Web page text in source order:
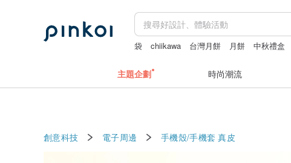
袋 chiikawa 台灣月餅 月餅 中秋禮盒
主題企劃 時尚潮流
創意科技 電子周邊 手機殼/手機套 真皮